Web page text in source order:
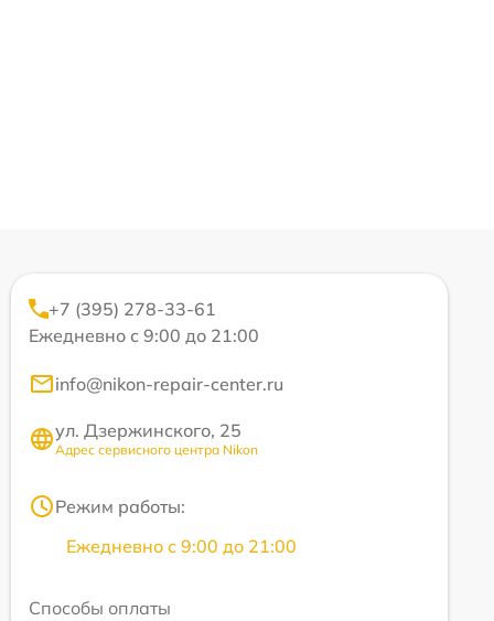
+7 (395) 278-33-61
Ежедневно с 9:00 до 21:00
info@nikon-repair-center.ru
ул. Дзержинского, 25
Адрес сервисного центра Nikon
Режим работы:
Ежедневно с 9:00 до 21:00
Способы оплаты